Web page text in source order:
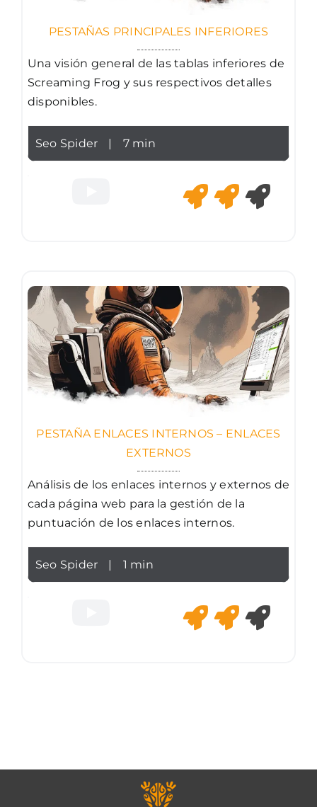
PESTAÑAS PRINCIPALES INFERIORES
Una visión general de las tablas inferiores de
Screaming Frog y sus respectivos detalles
disponibles.
Seo Spider | 7 min
PESTAÑA ENLACES INTERNOS – ENLACES
EXTERNOS
Análisis de los enlaces internos y externos de
cada página web para la gestión de la
puntuación de los enlaces internos.
Seo Spider | 1 min